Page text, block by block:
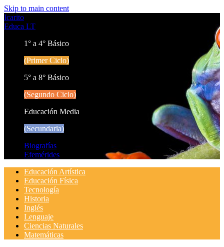
Skip to main content
Icarito
Educa LT
1° a 4° Básico
(Primer Ciclo)
5° a 8° Básico
(Segundo Ciclo)
Educación Media
(Secundaria)
Biografías
Efemérides
Educación Artística
Educación Física
Tecnología
Historia
Inglés
Lenguaje
Ciencias Naturales
Matemáticas